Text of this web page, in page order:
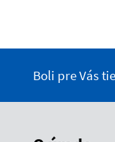
Boli pre Vás